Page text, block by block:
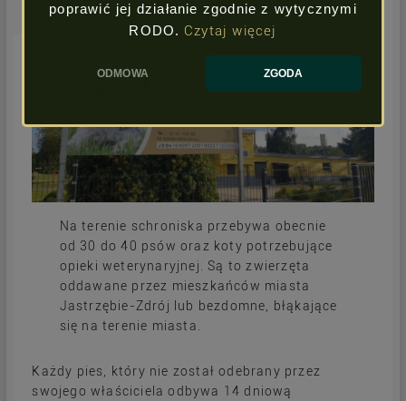
poprawić jej działanie zgodnie z wytycznymi
RODO. Czytaj więcej
ODMOWA ZGODA
Na terenie schroniska przebywa obecnie
od 30 do 40 psów oraz koty potrzebujące
opieki weterynaryjnej. Są to zwierzęta
oddawane przez mieszkańców miasta
Jastrzębie-Zdrój lub bezdomne, błąkające
się na terenie miasta.
Każdy pies, który nie został odebrany przez
swojego właściciela odbywa 14 dniową